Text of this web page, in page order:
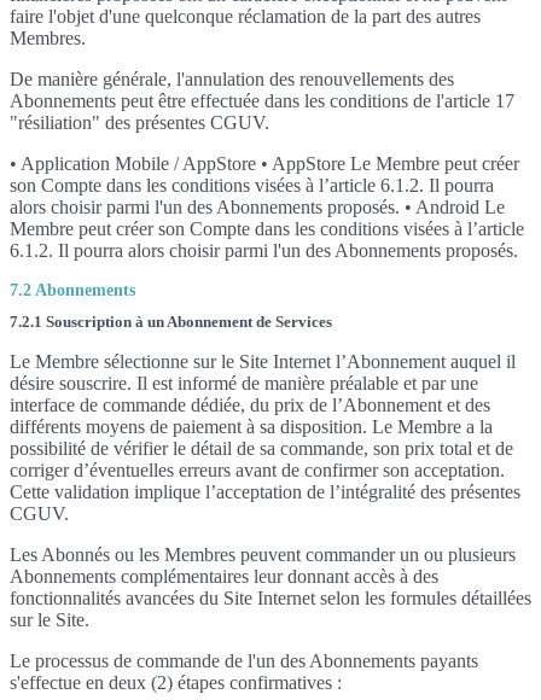
faire l'objet d'une quelconque réclamation de la part des autres
Membres.
De manière générale, l'annulation des renouvellements des
Abonnements peut être effectuée dans les conditions de l'article 17
"résiliation" des présentes CGUV.
• Application Mobile / AppStore • AppStore Le Membre peut créer
son Compte dans les conditions visées à l’article 6.1.2. Il pourra
alors choisir parmi l'un des Abonnements proposés. • Android Le
Membre peut créer son Compte dans les conditions visées à l’article
6.1.2. Il pourra alors choisir parmi l'un des Abonnements proposés.
7.2 Abonnements
7.2.1 Souscription à un Abonnement de Services
Le Membre sélectionne sur le Site Internet l’Abonnement auquel il
désire souscrire. Il est informé de manière préalable et par une
interface de commande dédiée, du prix de l’Abonnement et des
différents moyens de paiement à sa disposition. Le Membre a la
possibilité de vérifier le détail de sa commande, son prix total et de
corriger d’éventuelles erreurs avant de confirmer son acceptation.
Cette validation implique l’acceptation de l’intégralité des présentes
CGUV.
Les Abonnés ou les Membres peuvent commander un ou plusieurs
Abonnements complémentaires leur donnant accès à des
fonctionnalités avancées du Site Internet selon les formules détaillées
sur le Site.
Le processus de commande de l'un des Abonnements payants
s'effectue en deux (2) étapes confirmatives :